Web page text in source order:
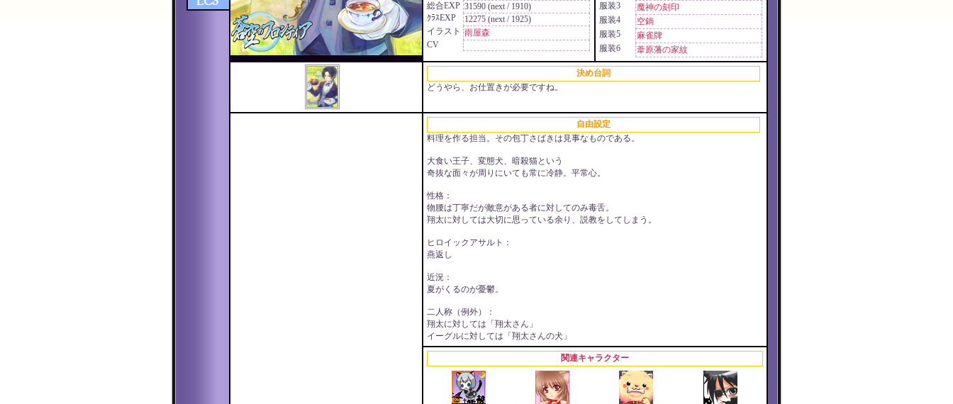
総合EXP 31590 (next / 1910)
ｸﾗｽEXP
12275 (next / 1925)
イラスト 雨屋森
CV
服装3
魔神の刻印
服装4
空鍋
服装5
麻雀牌
服装6
葦原藩の家紋
決め台詞
どうやら、お仕置きが必要ですね。
自由設定
料理を作る担当。その包丁さばきは見事なものである。
大食い王子、変態犬、暗殺猫という
奇抜な面々が周りにいても常に冷静。平常心。
性格：
物腰は丁寧だが敵意がある者に対してのみ毒舌。
翔太に対しては大切に思っている余り、説教をしてしまう。
ヒロイックアサルト：
燕返し
近況：
夏がくるのが憂鬱。
二人称（例外）：
翔太に対しては「翔太さん」
イーグルに対しては「翔太さんの犬」
関連キャラクター